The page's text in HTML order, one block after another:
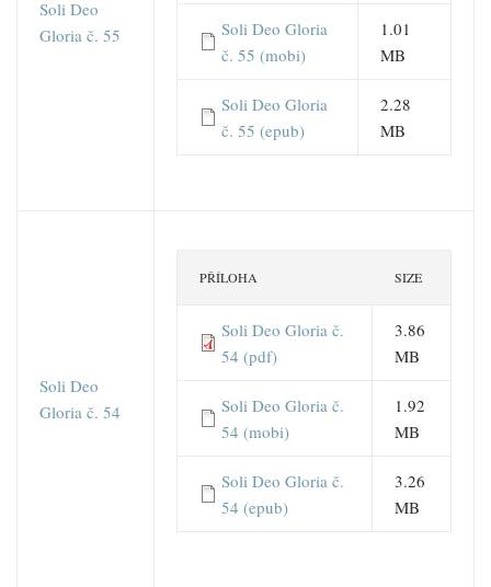
Soli Deo
Gloria č. 55
Soli Deo Gloria
č. 55 (mobi)
1.01
MB
Soli Deo Gloria
č. 55 (epub)
2.28
MB
Soli Deo
Gloria č. 54
PŘÍLOHA SIZE
Soli Deo Gloria č.
54 (pdf)
3.86
MB
Soli Deo Gloria č.
54 (mobi)
1.92
MB
Soli Deo Gloria č.
54 (epub)
3.26
MB